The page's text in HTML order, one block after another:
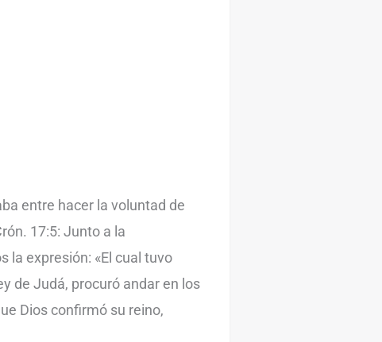
entre hacer la voluntad de
17:5: Junto a la
la expresión: «El cual tuvo
de Judá, procuró andar en los
Dios confirmó su reino,